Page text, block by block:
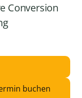
Conversion
buchen